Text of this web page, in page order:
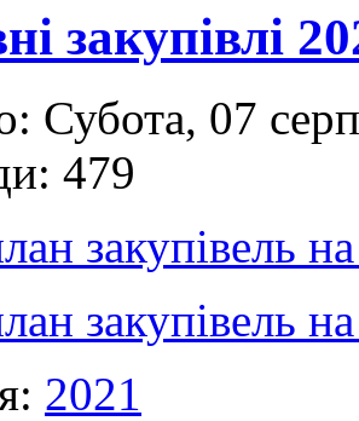
закупівлі
Субота, 07
479
закупівель
закупівель
2021